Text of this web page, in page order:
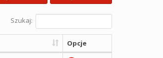
Szukaj:
Opcje